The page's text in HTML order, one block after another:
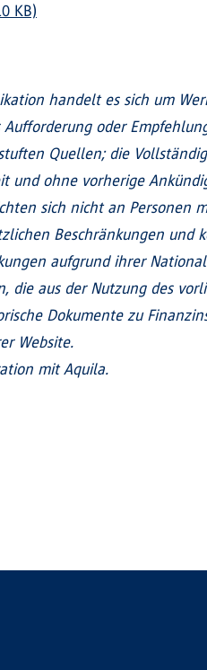
KB)
handelt es sich um
oder
Quellen; die
und ohne vorherige
sich nicht an Personen
Beschränkungen
aufgrund ihrer
die aus der Nutzung des
Dokumente zu
Website.
mit Aquila.